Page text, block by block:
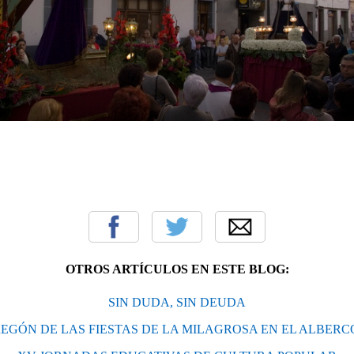
OTROS ARTÍCULOS EN ESTE BLOG:
SIN DUDA, SIN DEUDA
DE LAS FIESTAS DE LA MILAGROSA EN EL